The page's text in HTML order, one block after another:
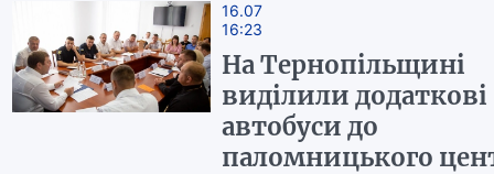
16.07
16:23
На Тернопільщині
виділили додаткові
автобуси до
паломницького